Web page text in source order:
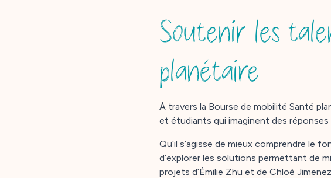
Soutenir les
planétaire
À travers la Bourse de mobilité Santé
et étudiants qui imaginent des
Qu’il s’agisse de mieux comprendre le
d’explorer les solutions permettant de
projets d’Émilie Zhu et de Chloé